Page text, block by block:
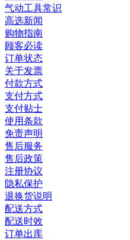
气动工具常识
高选新闻
购物指南
顾客必读
订单状态
关于发票
付款方式
支付方式
支付贴士
使用条款
免责声明
售后服务
售后政策
注册协议
隐私保护
退换货说明
配送方式
配送时效
订单出库